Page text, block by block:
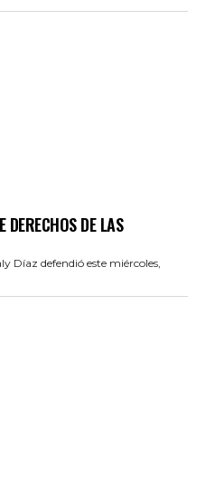
DERECHOS DE LAS
Díaz defendió este miércoles,